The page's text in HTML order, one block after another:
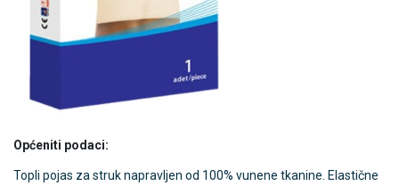
Općeniti podaci:
Topli pojas za struk napravljen od 100% vunene tkanine. Elastične